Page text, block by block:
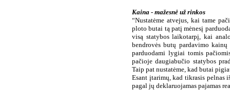
Kaina - mažesnė už rinkos
“Nustatėme atvejus, kai tame
ploto butai tą patį mėnesį
visą statybos laikotarpį, kai
bendrovės butų pardavimo
parduodami lygiai tomis
pačioje daugiabučio statybos
Taip pat nustatėme, kad butai
Esant įtarimų, kad tikrasis pelnas
pagal jų deklaruojamas pajamas